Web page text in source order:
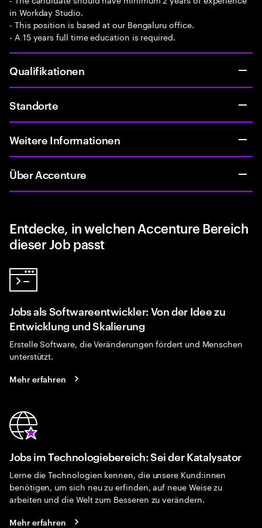
in Workday Studio.
- This position is based at our Bengaluru office.
- A 15 years full time education is required.
Qualifikationen
Standorte
Weitere Informationen
Über Accenture
Entdecke, in welchen Accenture Bereich
dieser Job passt
Jobs als Softwareentwickler: Von der Idee zu
Entwicklung und Skalierung
Erstelle Software, die Veränderungen fördert und Menschen
unterstützt.
Mehr erfahren
Jobs im Technologiebereich: Sei der Katalysator
Lerne die Technologien kennen, die unsere Kund:innen
benötigen, um sich neu zu erfinden, auf neue Weise zu
arbeiten und die Welt zum Besseren zu verändern.
Mehr erfahren